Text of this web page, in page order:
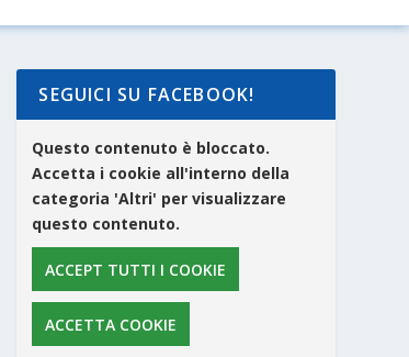
SEGUICI SU FACEBOOK!
Questo contenuto è bloccato.
Accetta i cookie all'interno della
categoria 'Altri' per visualizzare
questo contenuto.
ACCEPT TUTTI I COOKIE
ACCETTA COOKIE